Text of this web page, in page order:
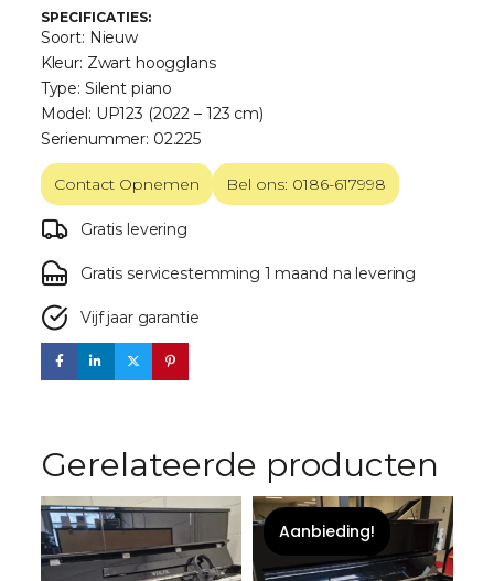
SPECIFICATIES:
Soort: Nieuw
Kleur: Zwart hoogglans
Type: Silent piano
Model: UP123 (2022 – 123 cm)
Serienummer: 02.225
Contact Opnemen Bel ons: 0186-617998
Gratis levering
Gratis servicestemming 1 maand na levering
Vijf jaar garantie
Gerelateerde producten
Aanbieding!